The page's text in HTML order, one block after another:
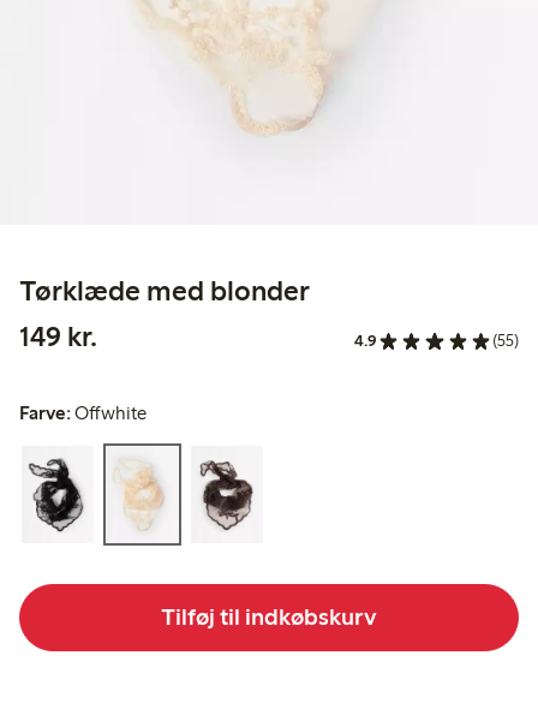
Tørklæde med blonder
149 kr.
4.9 (55)
Farve:Offwhite
Tilføj til indkøbskurv